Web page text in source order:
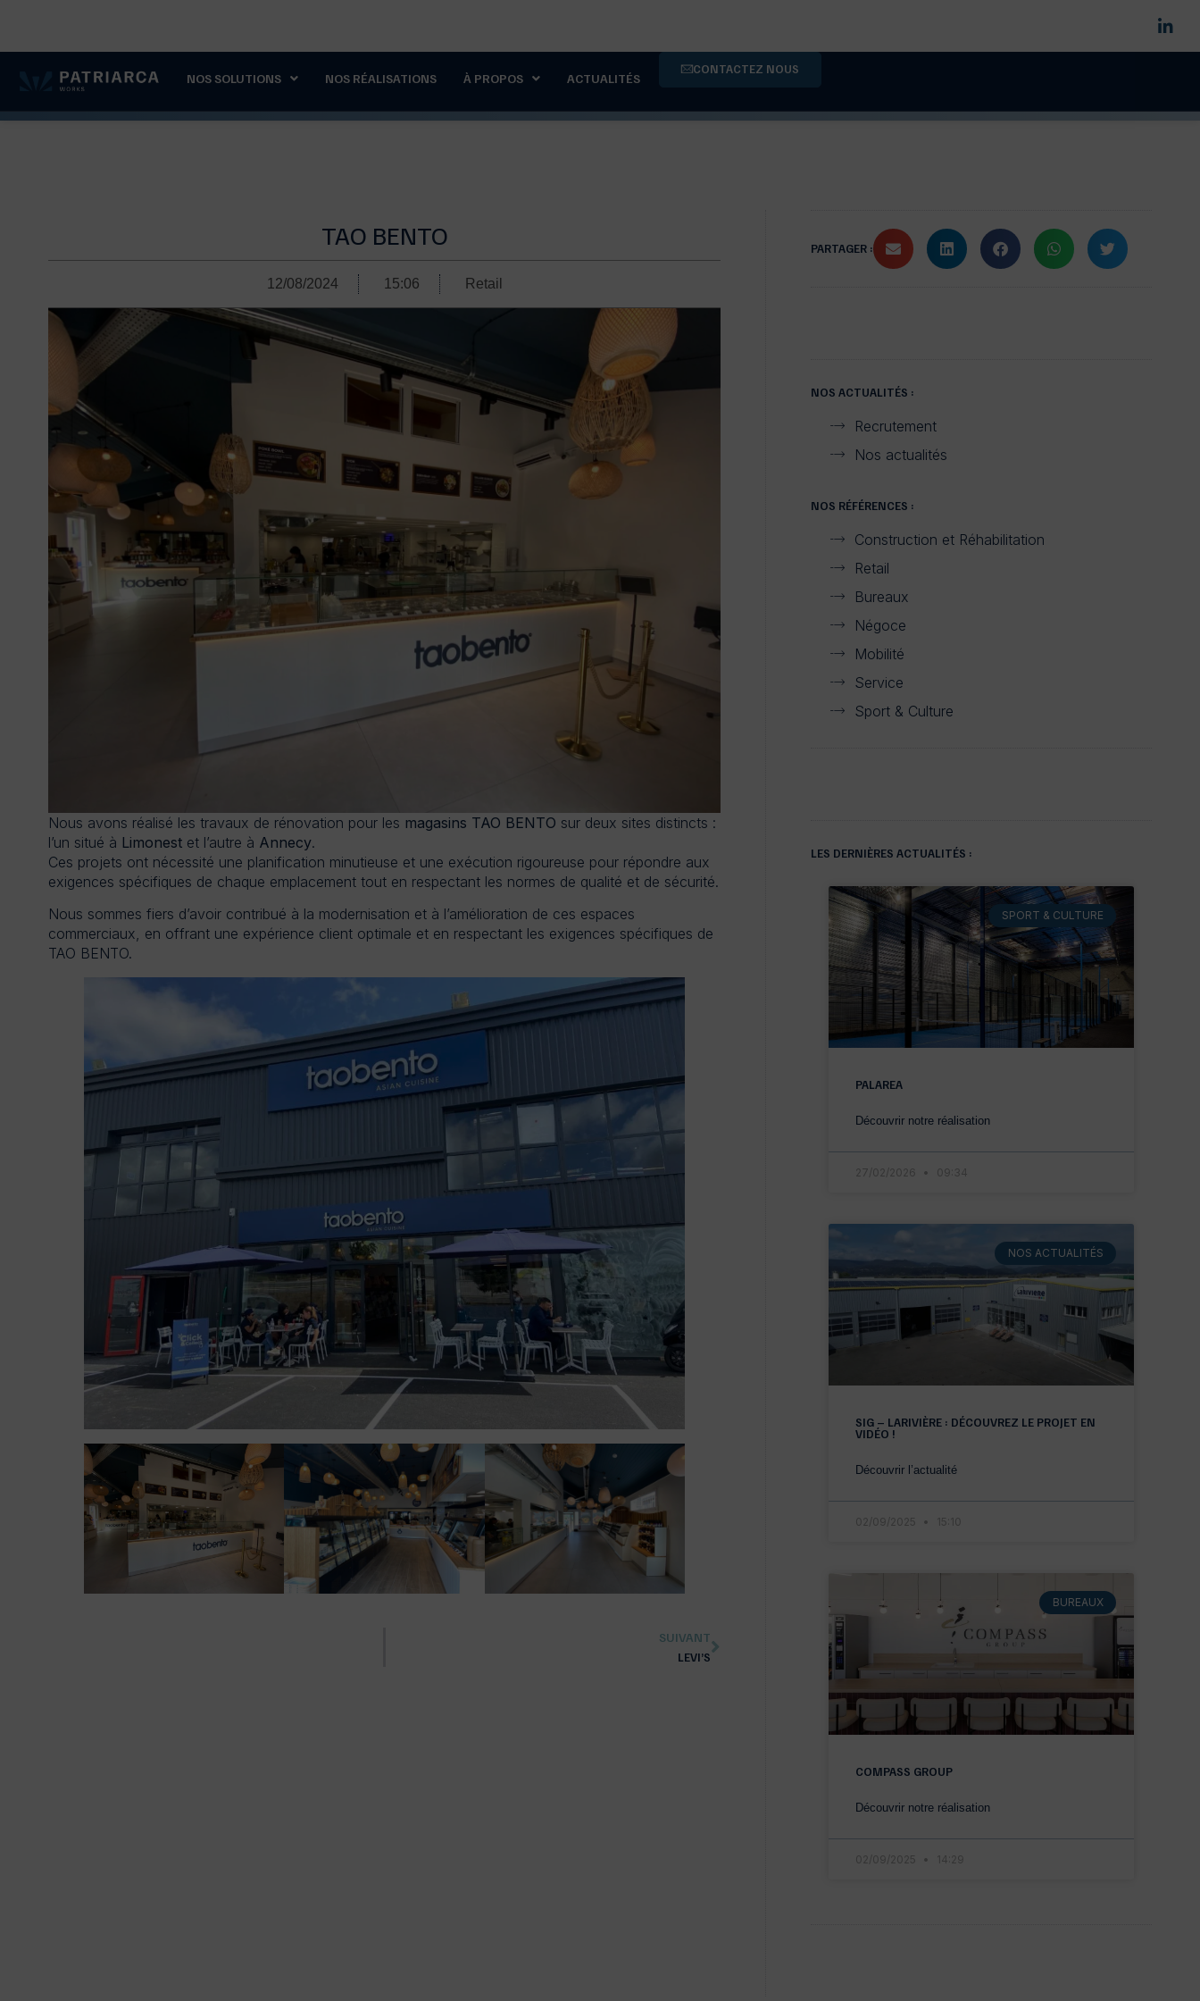
NOS SOLUTIONS NOS RÉALISATIONS À PROPOS ACTUALITÉS
CONTACTEZ NOUS
TAO BENTO
12/08/2024 15:06 Retail
Nous avons réalisé les travaux de rénovation pour les magasins TAO BENTO sur deux sites distincts :
l’un situé à Limonestet l’autre à Annecy.
Ces projets ont nécessité une planification minutieuse et une exécution rigoureuse pour répondre aux
exigences spécifiques de chaque emplacement tout en respectant les normes de qualité et de sécurité.
Nous sommes fiers d’avoir contribué à la modernisation et à l’amélioration de ces espaces
commerciaux, en offrant une expérience client optimale et en respectant les exigences spécifiques de
TAO BENTO.
SUIVANT
LEVI’S
PARTAGER :
NOS ACTUALITÉS :
Recrutement
Nos actualités
NOS RÉFÉRENCES :
Construction et Réhabilitation
Retail
Bureaux
Négoce
Mobilité
Service
Sport & Culture
LES DERNIÈRES ACTUALITÉS :
SPORT & CULTURE
PALAREA
Découvrir notre réalisation
27/02/2026 09:34
NOS ACTUALITÉS
SIG – LARIVIÈRE : DÉCOUVREZ LE PROJET EN
VIDÉO !
Découvrir l’actualité
02/09/2025 15:10
BUREAUX
COMPASS GROUP
Découvrir notre réalisation
02/09/2025 14:29